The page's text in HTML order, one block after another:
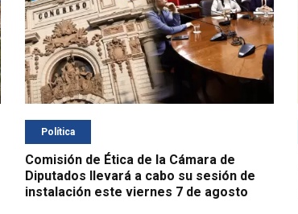
Política
Comisión de Ética de la Cámara de
Diputados llevará a cabo su sesión de
instalación este viernes 7 de agosto